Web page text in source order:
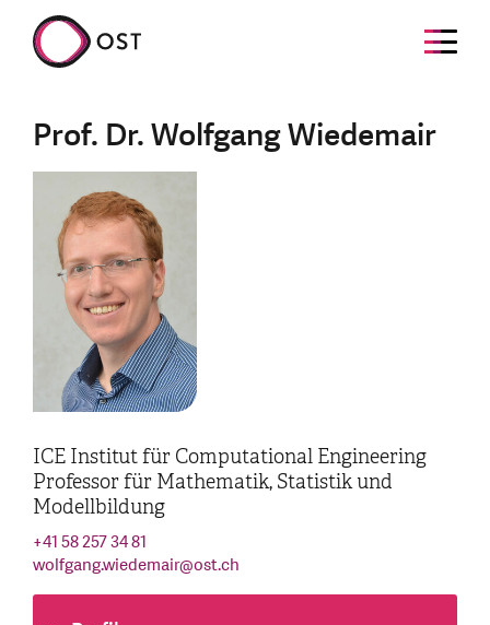
Prof. Dr. Wolfgang Wiedemair
ICE Institut für Computational Engineering
Professor für Mathematik, Statistik und
Modellbildung
+41 58 257 34 81
wolfgang.wiedemair@ost.ch